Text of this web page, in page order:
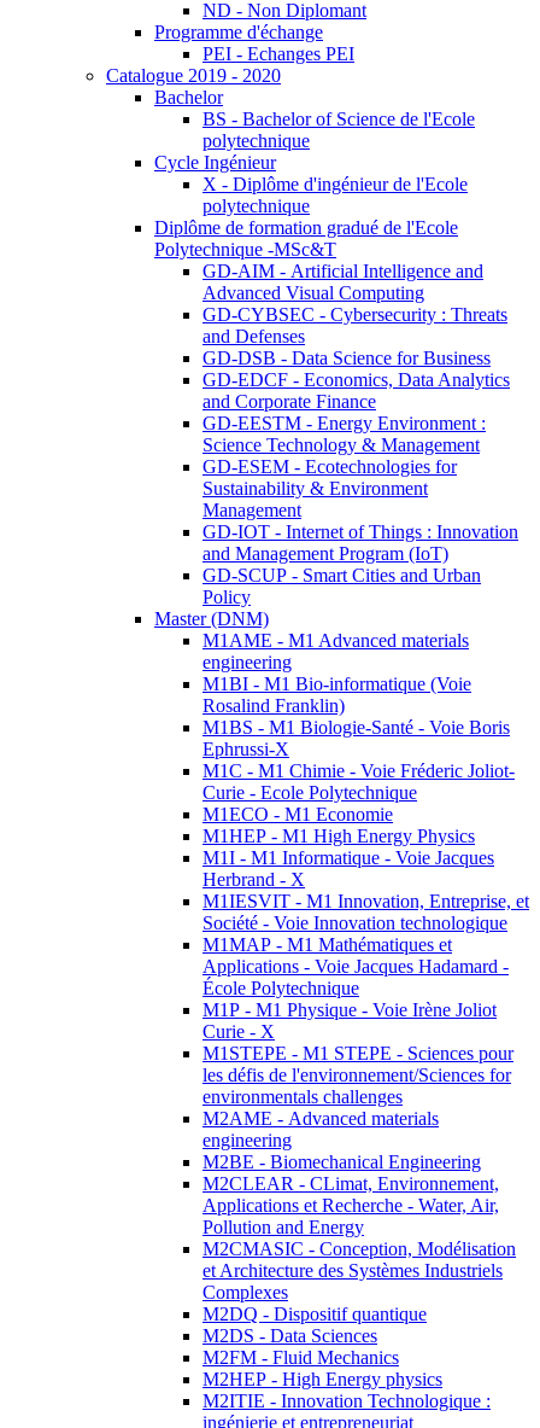
ND - Non Diplomant
Programme d'échange
PEI - Echanges PEI
Catalogue 2019 - 2020
Bachelor
BS - Bachelor of Science de l'Ecole
polytechnique
Cycle Ingénieur
X - Diplôme d'ingénieur de l'Ecole
polytechnique
Diplôme de formation gradué de l'Ecole
Polytechnique -MSc&T
GD-AIM - Artificial Intelligence and
Advanced Visual Computing
GD-CYBSEC - Cybersecurity : Threats
and Defenses
GD-DSB - Data Science for Business
GD-EDCF - Economics, Data Analytics
and Corporate Finance
GD-EESTM - Energy Environment :
Science Technology & Management
GD-ESEM - Ecotechnologies for
Sustainability & Environment
Management
GD-IOT - Internet of Things : Innovation
and Management Program (IoT)
GD-SCUP - Smart Cities and Urban
Policy
Master (DNM)
M1AME - M1 Advanced materials
engineering
M1BI - M1 Bio-informatique (Voie
Rosalind Franklin)
M1BS - M1 Biologie-Santé - Voie Boris
Ephrussi-X
M1C - M1 Chimie - Voie Fréderic Joliot-
Curie - Ecole Polytechnique
M1ECO - M1 Economie
M1HEP - M1 High Energy Physics
M1I - M1 Informatique - Voie Jacques
Herbrand - X
M1IESVIT - M1 Innovation, Entreprise, et
Société - Voie Innovation technologique
M1MAP - M1 Mathématiques et
Applications - Voie Jacques Hadamard -
École Polytechnique
M1P - M1 Physique - Voie Irène Joliot
Curie - X
M1STEPE - M1 STEPE - Sciences pour
les défis de l'environnement/Sciences for
environmentals challenges
M2AME - Advanced materials
engineering
M2BE - Biomechanical Engineering
M2CLEAR - CLimat, Environnement,
Applications et Recherche - Water, Air,
Pollution and Energy
M2CMASIC - Conception, Modélisation
et Architecture des Systèmes Industriels
Complexes
M2DQ - Dispositif quantique
M2DS - Data Sciences
M2FM - Fluid Mechanics
M2HEP - High Energy physics
M2ITIE - Innovation Technologique :
ingénierie et entrepreneuriat